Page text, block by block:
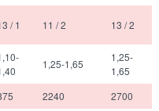
/ 1 11 / 2 13 / 2
1,25-1,65
1,25-
1,65
2240
2700